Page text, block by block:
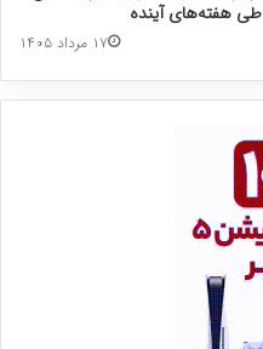
طی هفته‌های آینده
۱۷ مرداد ۱۴۰۵